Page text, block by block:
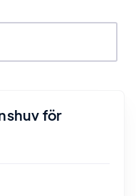
för